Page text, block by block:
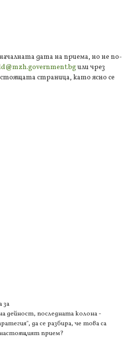
дата на приема, но не по-
или чрез
страница, като ясно се
за
дейност, последната колона -
да се разбира, че това са
прием?